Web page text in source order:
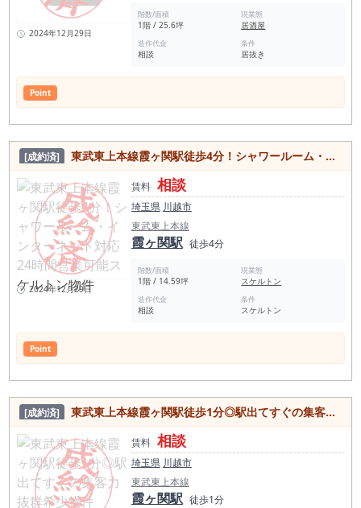
2024年12月29日
階数/面積
1階 / 25.6坪
現業態
居酒屋
造作代金
相談
条件
居抜き
Point
[成約済] 東武東上本線霞ヶ関駅徒歩4分！シャワールーム・インターネット対応24時間営業可能スケルトン物件
2024年12月29日
賃料 相談
埼玉県 川越市
東武東上本線
霞ヶ関駅 徒歩4分
階数/面積
1階 / 14.59坪
現業態
スケルトン
造作代金
相談
条件
スケルトン
Point
[成約済] 東武東上本線霞ヶ関駅徒歩1分◎駅出てすぐの集客力抜群希少物件
賃料 相談
埼玉県 川越市
東武東上本線
霞ヶ関駅 徒歩1分